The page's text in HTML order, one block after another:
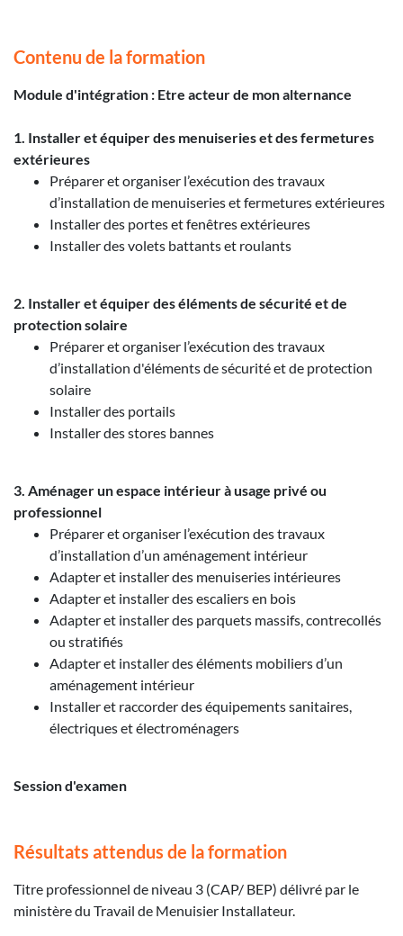
Contenu de la formation
Module d'intégration : Etre acteur de mon alternance
1. Installer et équiper des menuiseries et des fermetures
extérieures
Préparer et organiser l’exécution des travaux
d’installation de menuiseries et fermetures extérieures
Installer des portes et fenêtres extérieures
Installer des volets battants et roulants
2. Installer et équiper des éléments de sécurité et de
protection solaire
Préparer et organiser l’exécution des travaux
d’installation d'éléments de sécurité et de protection
solaire
Installer des portails
Installer des stores bannes
3. Aménager un espace intérieur à usage privé ou
professionnel
Préparer et organiser l’exécution des travaux
d’installation d’un aménagement intérieur
Adapter et installer des menuiseries intérieures
Adapter et installer des escaliers en bois
Adapter et installer des parquets massifs, contrecollés
ou stratifiés
Adapter et installer des éléments mobiliers d’un
aménagement intérieur
Installer et raccorder des équipements sanitaires,
électriques et électroménagers
Session d'examen
Résultats attendus de la formation
Titre professionnel de niveau 3 (CAP/ BEP) délivré par le
ministère du Travail de Menuisier Installateur.